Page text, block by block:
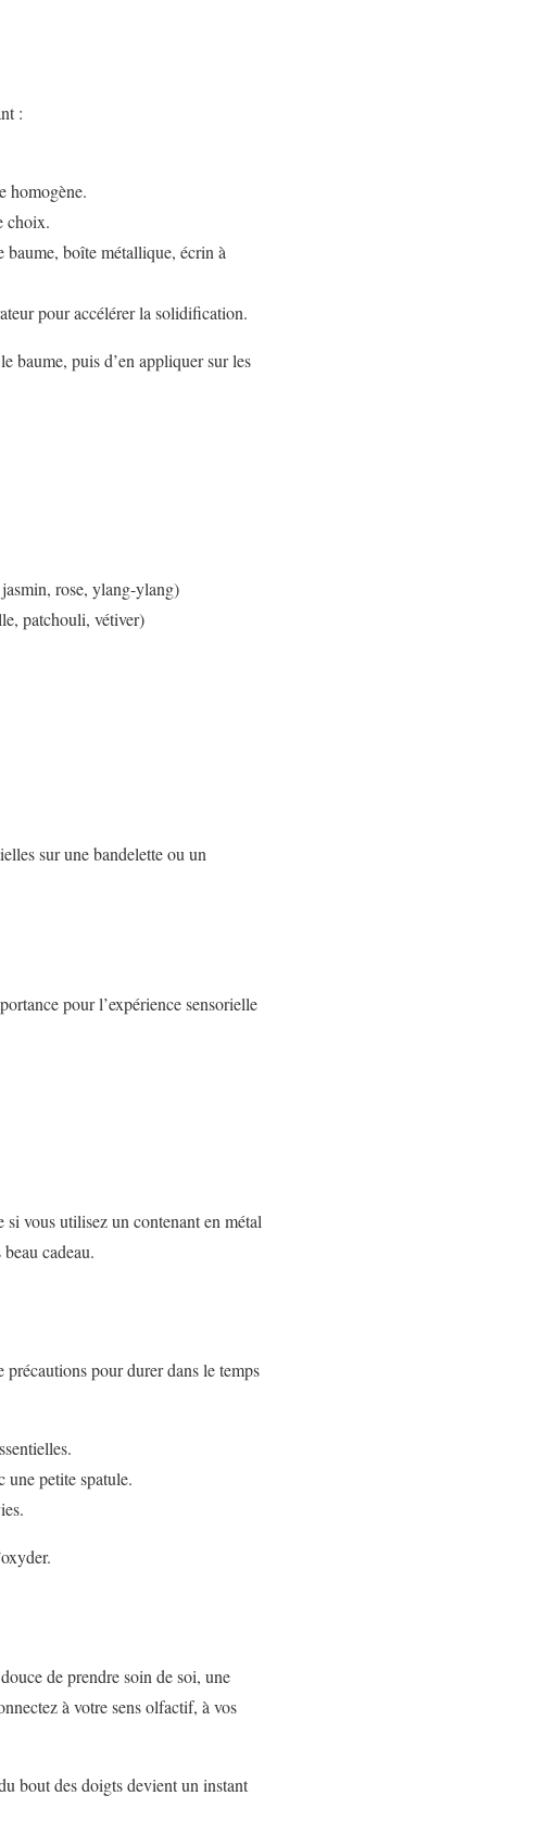
:
homogène.
choix.
boîte métallique, écrin à
pour accélérer la solidification.
baume, puis d’en appliquer sur les
rose, ylang-ylang)
patchouli, vétiver)
sur une bandelette ou un
pour l’expérience sensorielle
vous utilisez un contenant en métal
cadeau.
pour durer dans le temps
une petite spatule.
de prendre soin de soi, une
à votre sens olfactif, à vos
bout des doigts devient un instant